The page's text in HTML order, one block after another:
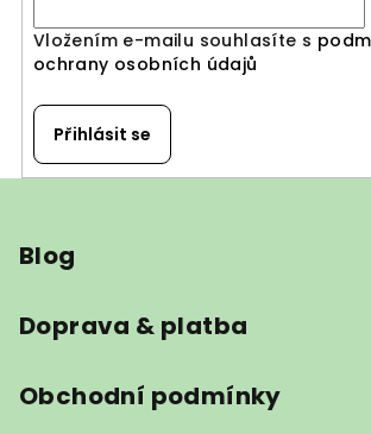
Vložením e-mailu souhlasíte s
ochrany osobních údajů
Přihlásit se
Blog
Doprava & platba
Obchodní podmínky